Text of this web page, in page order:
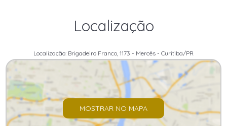
Localização
Localização: Brigadeiro Franco, 1173 - Mercês - Curitiba/PR
MOSTRAR NO MAPA